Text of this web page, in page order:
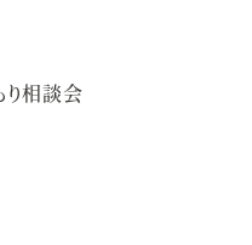
内1-1-17
相談会